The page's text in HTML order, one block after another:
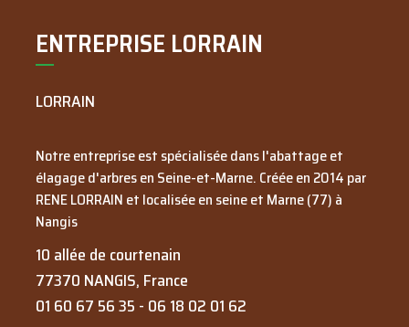
ENTREPRISE LORRAIN
LORRAIN
Notre entreprise est spécialisée dans l'abattage et
élagage d'arbres en Seine-et-Marne. Créée en 2014 par
RENE LORRAIN et localisée en seine et Marne (77) à
Nangis
10 allée de courtenain
77370 NANGIS, France
01 60 67 56 35 - 06 18 02 01 62